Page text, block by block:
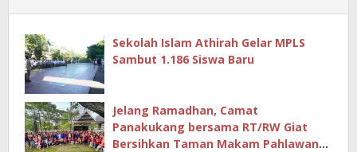
Sekolah Islam Athirah Gelar MPLS
Sambut 1.186 Siswa Baru
Jelang Ramadhan, Camat
Panakukang bersama RT/RW Giat
Bersihkan Taman Makam Pahlawan